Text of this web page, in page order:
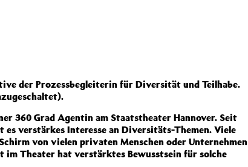
der Prozessbegleiterin für Diversität und Teilhabe.
360 Grad Agentin am Staatstheater Hannover. Seit
verstärkes Interesse an Diversitäts-Themen. Viele
von vielen privaten Menschen oder Unternehmen
im Theater hat verstärktes Bewusstsein für solche